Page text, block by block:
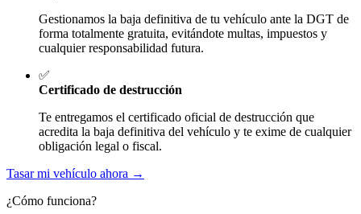
Gestionamos la baja definitiva de tu vehículo ante la DGT de
forma totalmente gratuita, evitándote multas, impuestos y
cualquier responsabilidad futura.
✅
Certificado de destrucción
Te entregamos el certificado oficial de destrucción que
acredita la baja definitiva del vehículo y te exime de cualquier
obligación legal o fiscal.
Tasar mi vehículo ahora →
¿Cómo funciona?